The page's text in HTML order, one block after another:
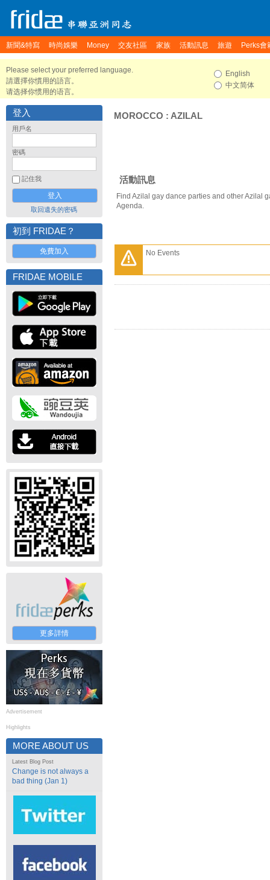
新聞&特寫 時尚娛樂 Money 交友社區 家族 活動訊息 旅遊 Perks會
Please select your preferred language.
請選擇你慣用的語言。
请选择你惯用的语言。
English
中文简体
登入
用戶名
密碼
記住我
取回遺失的密碼
初到 FRIDAE？
免費加入
FRIDAE MOBILE
更多詳情
Advertisement
Highlights
MORE ABOUT US
Latest Blog Post
Change is not always a
bad thing (Jan 1)
MOROCCO : AZILAL
活動訊息
Find Azilal gay dance parties and other Azilal
Agenda.
No Events